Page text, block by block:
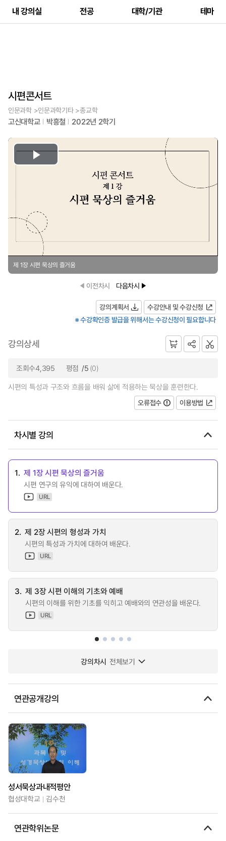
내 강의실 전공 대학/기관 테마
시편콘서트
인문과학 >인문과학기타 >종교학
고신대학교 박흥철 2022년 2학기
Play
제 1장 시편 묵상의 즐거움
이전차시 다음차시
강의계획서
수강안내 및 수강신청
※ 수강확인증 발급을 위해서는 수강신청이 필요합니다
강의상세
조회수4,395 평점 /5 (0)
시편의 특성과 구조와 흐름을 배워 삶에 적용하는 묵상을 훈련한다.
오류접수
이용방법
차시별 강의
1. 제 1장 시편 묵상의 즐거움
시편 연구의 유익에 대하여 배운다.
URL
2. 제 2장 시편의 형성과 가치
시편의 특성과 가치에 대하여 배운다.
URL
3. 제 3장 시편 이해의 기초와 예배
시편의 이해를 위한 기초를 익히고 예배와의 연관성을 배운다.
URL
강의차시 전체보기
연관공개강의
성서묵상과내적평안
협성대학교 김수천
연관학위논문